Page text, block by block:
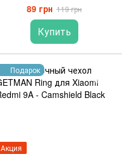
89 грн 119 грн
Купить
Подарок
Акция